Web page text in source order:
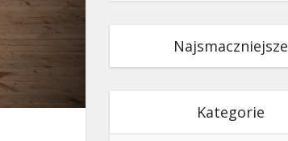
Najsmaczniejsze
Kategorie